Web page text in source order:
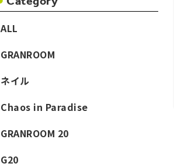
ALL
GRANROOM
ネイル
Chaos in Paradise
GRANROOM 20
G20